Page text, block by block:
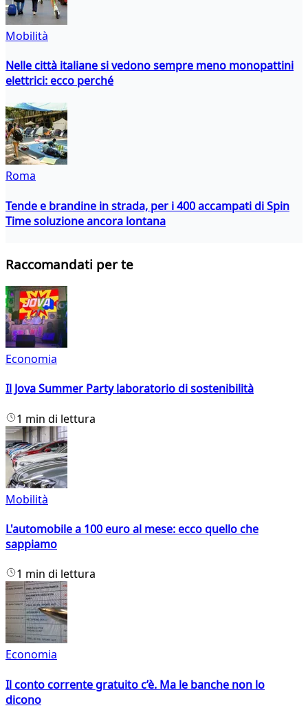
Mobilità
Nelle città italiane si vedono sempre meno monopattini
elettrici: ecco perché
Roma
Tende e brandine in strada, per i 400 accampati di Spin
Time soluzione ancora lontana
Raccomandati per te
Economia
Il Jova Summer Party laboratorio di sostenibilità
1 min di lettura
Mobilità
L'automobile a 100 euro al mese: ecco quello che
sappiamo
1 min di lettura
Economia
Il conto corrente gratuito c’è. Ma le banche non lo
dicono